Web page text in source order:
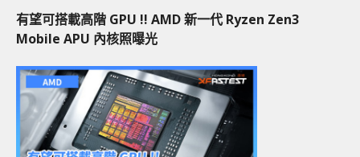
有望可搭載高階 GPU !! AMD 新一代 Ryzen Zen3
Mobile APU 內核照曝光